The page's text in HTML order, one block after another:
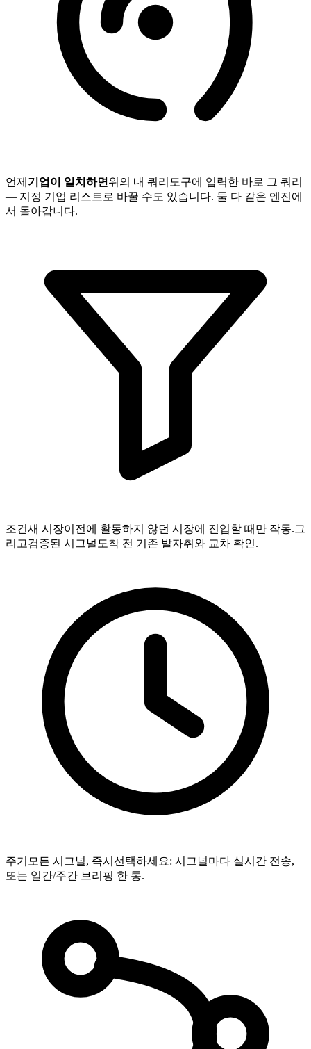
언제 기업이 일치하면 위의 내 쿼리 도구에 입력한 바로 그 쿼리
— 지정 기업 리스트로 바꿀 수도 있습니다. 둘 다 같은 엔진에
서 돌아갑니다.
조건새 시장이전에 활동하지 않던 시장에 진입할 때만 작동.그
리고검증된 시그널 도착 전 기존 발자취와 교차 확인.
주기 모든 시그널, 즉시 선택하세요: 시그널마다 실시간 전송,
또는 일간/주간 브리핑 한 통.